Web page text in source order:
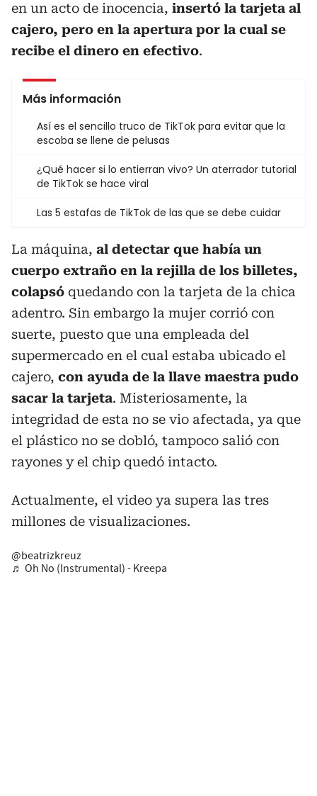
en un acto de inocencia, insertó la tarjeta al
cajero, pero en la apertura por la cual se
recibe el dinero en efectivo.
Más información
Así es el sencillo truco de TikTok para evitar que la
escoba se llene de pelusas
¿Qué hacer si lo entierran vivo? Un aterrador tutorial
de TikTok se hace viral
Las 5 estafas de TikTok de las que se debe cuidar
La máquina, al detectar que había un
cuerpo extraño en la rejilla de los billetes,
colapsó quedando con la tarjeta de la chica
adentro. Sin embargo la mujer corrió con
suerte, puesto que una empleada del
supermercado en el cual estaba ubicado el
cajero, con ayuda de la llave maestra pudo
sacar la tarjeta. Misteriosamente, la
integridad de esta no se vio afectada, ya que
el plástico no se dobló, tampoco salió con
rayones y el chip quedó intacto.
Actualmente, el video ya supera las tres
millones de visualizaciones.
@beatrizkreuz
♬ Oh No (Instrumental) - Kreepa